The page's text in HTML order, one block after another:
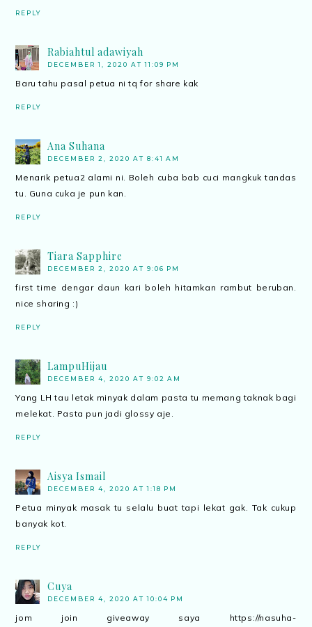
REPLY
Rabiahtul adawiyah
DECEMBER 1, 2020 AT 11:09 PM
Baru tahu pasal petua ni tq for share kak
REPLY
Ana Suhana
DECEMBER 2, 2020 AT 8:41 AM
Menarik petua2 alami ni. Boleh cuba bab cuci mangkuk tandas
tu. Guna cuka je pun kan.
REPLY
Tiara Sapphire
DECEMBER 2, 2020 AT 9:06 PM
first time dengar daun kari boleh hitamkan rambut beruban.
nice sharing :)
REPLY
LampuHijau
DECEMBER 4, 2020 AT 9:02 AM
Yang LH tau letak minyak dalam pasta tu memang taknak bagi
melekat. Pasta pun jadi glossy aje.
REPLY
Aisya Ismail
DECEMBER 4, 2020 AT 1:18 PM
Petua minyak masak tu selalu buat tapi lekat gak. Tak cukup
banyak kot.
REPLY
Cuya
DECEMBER 4, 2020 AT 10:04 PM
jom join giveaway saya https://nasuha-